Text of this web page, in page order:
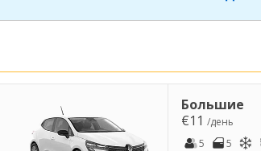
Большие
€11 /день
5
5